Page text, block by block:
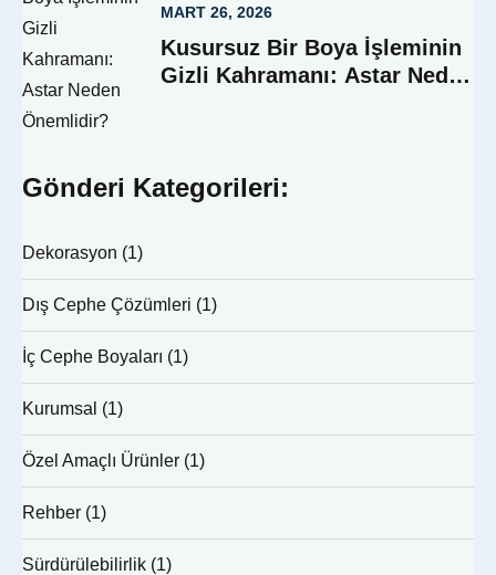
MART 26, 2026
Kusursuz Bir Boya İşleminin
Gizli Kahramanı: Astar Neden
Gönderi Kategorileri:
Dekorasyon (1)
Dış Cephe Çözümleri (1)
İç Cephe Boyaları (1)
Kurumsal (1)
Özel Amaçlı Ürünler (1)
Rehber (1)
Sürdürülebilirlik (1)